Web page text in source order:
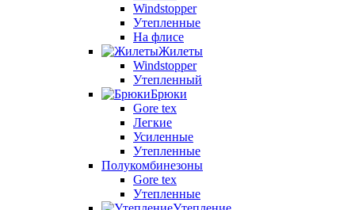
Windstopper
Утепленные
На флисе
Жилеты
Windstopper
Утепленный
Брюки
Gore tex
Легкие
Усиленные
Утепленные
Полукомбинезоны
Gore tex
Утепленные